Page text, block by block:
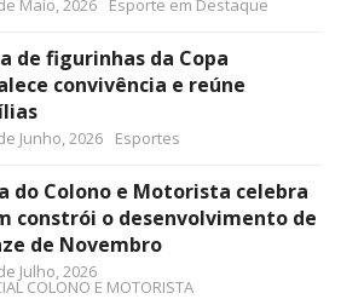
de figurinhas da Copa
convivência e reúne
Junho, 2026 Esportes
do Colono e Motorista celebra
constrói o desenvolvimento de
de Novembro
Julho, 2026
COLONO E MOTORISTA